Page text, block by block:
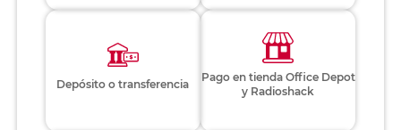
Depósito o transferencia
Pago en tienda Office Depot
y Radioshack